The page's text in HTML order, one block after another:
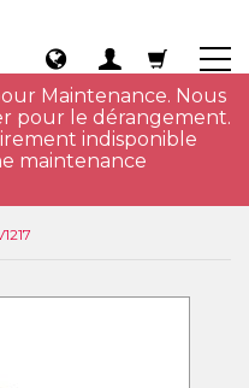
Maintenance. Nous
pour le dérangement.
indisponible
maintenance